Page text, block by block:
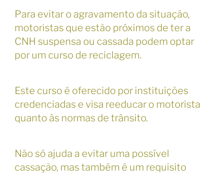
Para evitar o agravamento da situação,
motoristas que estão próximos de ter a
CNH suspensa ou cassada podem optar
por um curso de reciclagem.
Este curso é oferecido por instituições
credenciadas e visa reeducar o motorista
quanto às normas de trânsito.
Não só ajuda a evitar uma possível
cassação, mas também é um requisito